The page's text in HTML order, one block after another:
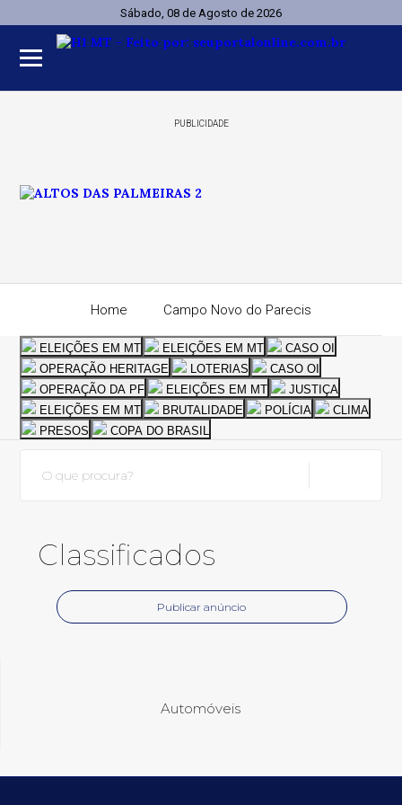
Sábado, 08 de Agosto de 2026
PUBLICIDADE
Home Campo Novo do Parecis
Mato Grosso Esportes Economia
Política Polícia Internacional Saúde
ELEIÇÕES EM MT ELEIÇÕES EM MT
CASO OI
OPERAÇÃO HERITAGE
LOTERIAS
CASO OI
OPERAÇÃO DA PF
ELEIÇÕES EM MT
JUSTIÇA
ELEIÇÕES EM MT
BRUTALIDADE POLÍCIA
CLIMA
PRESOS
COPA DO BRASIL
Classificados
Publicar anúncio
Automóveis